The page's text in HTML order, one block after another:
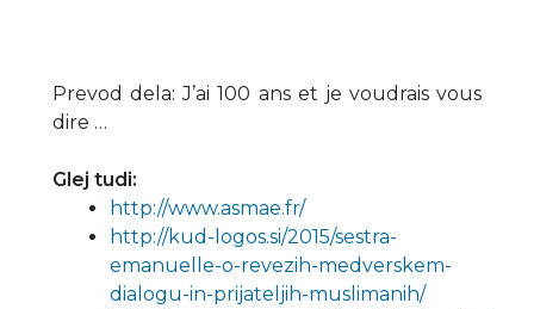
Prevod dela: J’ai 100 ans et je voudrais vous
dire …
Glej tudi:
http://www.asmae.fr/
http://kud-logos.si/2015/sestra-
emanuelle-o-revezih-medverskem-
dialogu-in-prijateljih-muslimanih/